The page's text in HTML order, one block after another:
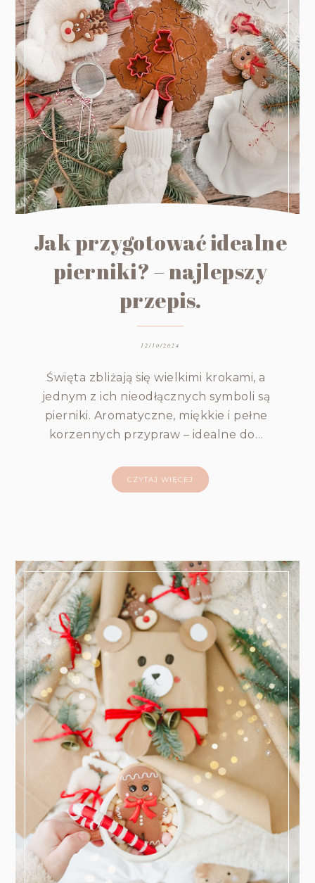
Jak przygotować idealne
pierniki? – najlepszy
przepis.
12/10/2024
Święta zbliżają się wielkimi krokami, a
jednym z ich nieodłącznych symboli są
pierniki. Aromatyczne, miękkie i pełne
korzennych przypraw – idealne do…
CZYTAJ WIĘCEJ